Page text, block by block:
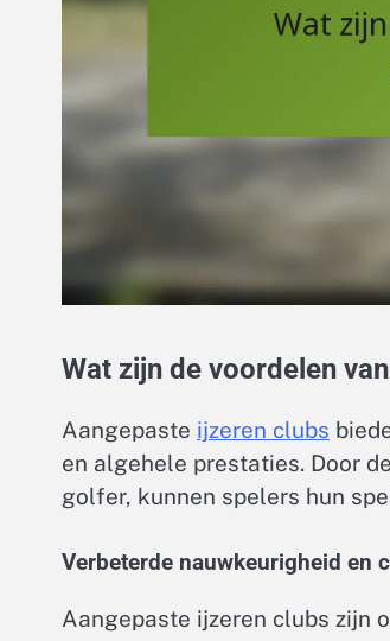
Wat zijn de voordelen
Aangepaste ijzeren clubs
en algehele prestaties. Door
golfer, kunnen spelers hun
Verbeterde nauwkeurigheid en
Aangepaste ijzeren clubs zijn